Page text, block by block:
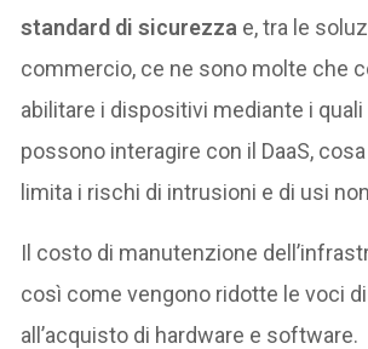
standard di sicurezza e, tra le
commercio, ce ne sono molte che
abilitare i dispositivi mediante i
possono interagire con il DaaS,
limita i rischi di intrusioni e di usi
Il costo di manutenzione
così come vengono ridotte le voci
all’acquisto di hardware e software.